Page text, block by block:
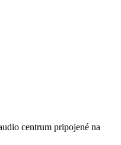
centrum pripojené na